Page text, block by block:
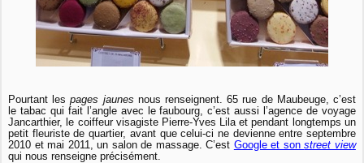
Pourtant lespages jaunes nous renseignent. 65 rue de Maubeuge, c’est
le tabac qui fait l’angle avec le faubourg, c’est aussi l’agence de voyage
Jancarthier, le coiffeur visagiste Pierre-Yves Lila et pendant longtemps un
petit fleuriste de quartier, avant que celui-ci ne devienne entre septembre
2010 et mai 2011, un salon de massage. C’est Google et sonstreet view
qui nous renseigne précisément.